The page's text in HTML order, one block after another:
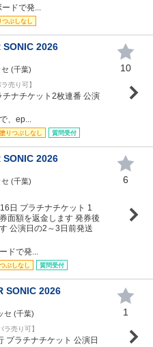
ドで発...
つぶしなし
SONIC 2026
(千葉)
売り可】
ナチケット2枚連番 公演
、ep...
塗りつぶしなし 質問受付
10
SONIC 2026
(千葉)
日 プラチナチケット 1
面額を返金します 発券後
公演日の2～3日前発送
ドで発...
ぶしなし 質問受付
6
SONIC 2026
セ (千葉)
ラ売り可】
プラチナチケット 公演日
1